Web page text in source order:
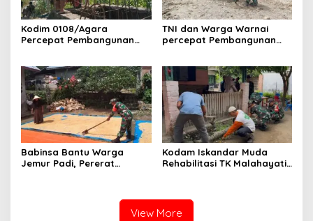
Kodim 0108/Agara
Percepat Pembangunan
Tenggara
TNI dan Warga Warnai
percepat Pembangunan
Tenggara
Babinsa Bantu Warga
Jemur Padi, Pererat
Kodam Iskandar Muda
Rehabilitasi TK Malahayati
masyarakat khusus nya
Dunia Pendidikan
View More